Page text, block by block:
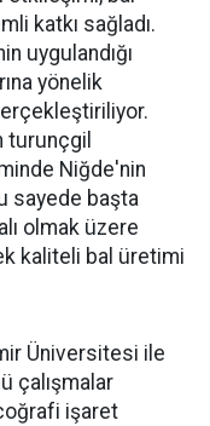
katkı sağladı.
uygulandığı
yönelik
turunçgil
Niğde'nin
sayede başta
olmak üzere
kaliteli bal üretimi
Üniversitesi ile
çalışmalar
işaret